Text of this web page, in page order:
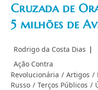
Cruzada de
5 milhões de
Autor
post:
Rodrigo da Costa Dias
Categoria
do
post:
Ação Contra
Revolucionária / Artigos /
Russo / Terços Públicos /